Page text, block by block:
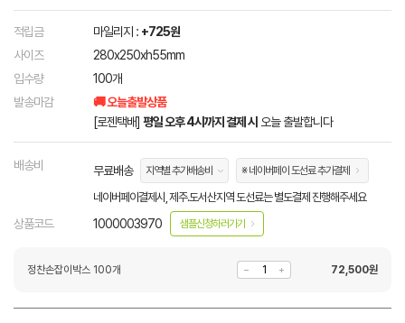
적립금 마일리지 : +725원
사이즈
280x250xh55mm
입수량
100개
발송마감
🚚 오늘출발상품
[로젠택배] 평일 오후 4시까지 결제 시 오늘 출발합니다
배송비 무료배송 지역별 추가배송비 ※ 네이버페이 도선료 추가결제
네이버페이결제시, 제주.도서산지역 도선료는 별도결제 진행해주세요
상품코드 1000003970 샘플신청하러가기
정찬손잡이박스 100개 72,500원